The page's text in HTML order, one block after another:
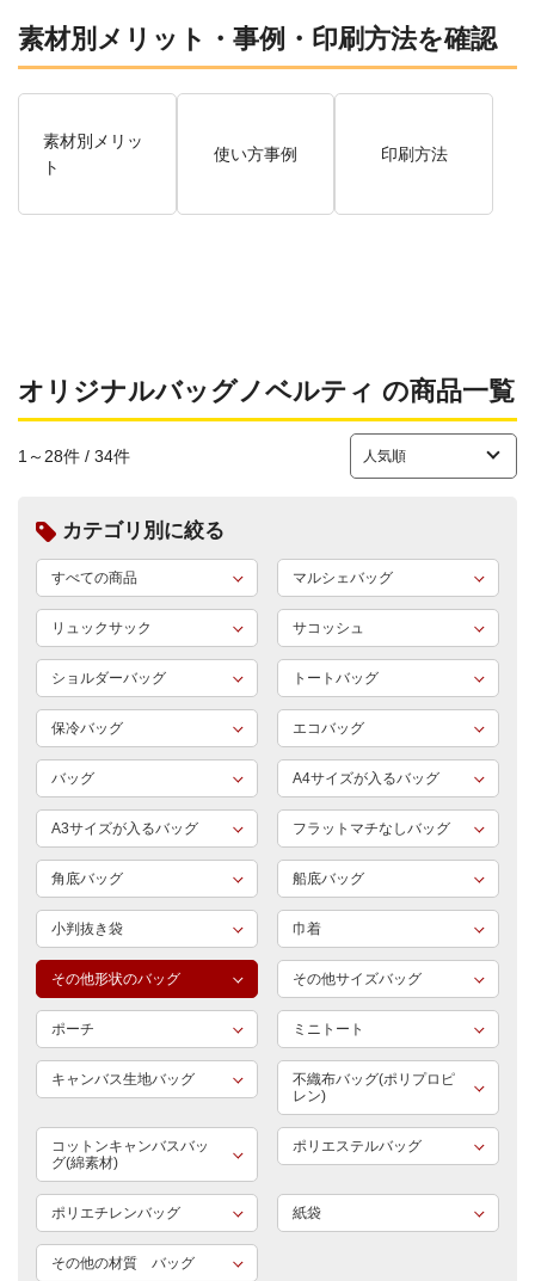
素材別メリット・事例・印刷方法を確認
素材別メリッ
ト
使い方事例 印刷方法
オリジナルバッグノベルティ の商品一覧
1～28件 / 34件
カテゴリ別に絞る
すべての商品 マルシェバッグ
リュックサック サコッシュ
ショルダーバッグ トートバッグ
保冷バッグ エコバッグ
バッグ A4サイズが入るバッグ
A3サイズが入るバッグ フラットマチなしバッグ
角底バッグ 船底バッグ
小判抜き袋 巾着
その他形状のバッグ その他サイズバッグ
ポーチ ミニトート
キャンバス生地バッグ
不織布バッグ(ポリプロピ
レン)
コットンキャンバスバッ
グ(綿素材)
ポリエステルバッグ
ポリエチレンバッグ 紙袋
その他の材質 バッグ